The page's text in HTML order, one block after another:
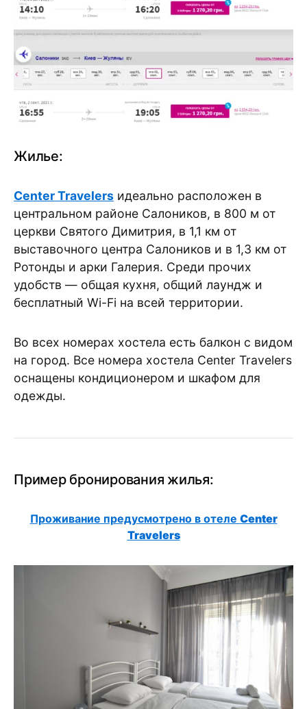
Жилье:
Center Travelers идеально расположен в
центральном районе Салоников, в 800 м от
церкви Святого Димитрия, в 1,1 км от
выставочного центра Салоников и в 1,3 км от
Ротонды и арки Галерия. Среди прочих
удобств — общая кухня, общий лаундж и
бесплатный Wi-Fi на всей территории.
Во всех номерах хостела есть балкон с видом
на город. Все номера хостела Center Travelers
оснащены кондиционером и шкафом для
одежды.
Пример бронирования жилья:
Проживание предусмотрено в отеле Center
Travelers